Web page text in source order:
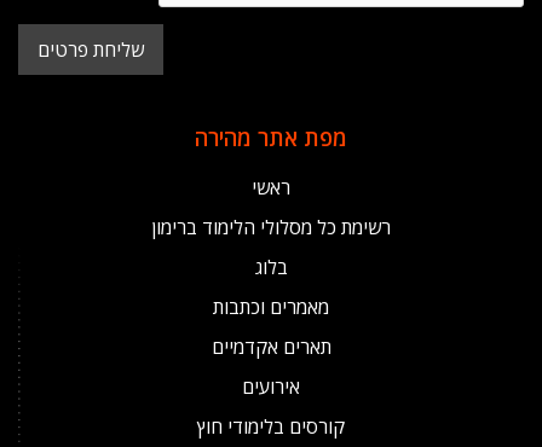
מפת אתר מהירה
ראשי
רשימת כל מסלולי הלימוד ברימון
בלוג
מאמרים וכתבות
תארים אקדמיים
אירועים
קורסים בלימודי חוץ